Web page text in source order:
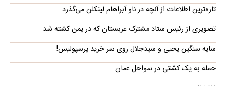
تازه‌ترین اطلاعات از آنچه در ناو آبراهام لینکلن می‌گذرد
تصویری از رئیس ستاد مشترک عربستان که در یمن کشته شد
سایه سنگین یحیی و سیدجلال روی سر خرید پرسپولیس!
حمله به یک کشتی در سواحل عمان